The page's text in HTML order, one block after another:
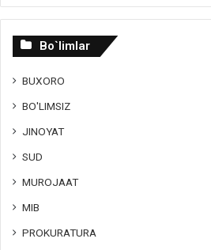
Bo`limlar
BUXORO
BO'LIMSIZ
JINOYAT
SUD
MUROJAAT
MIB
PROKURATURA